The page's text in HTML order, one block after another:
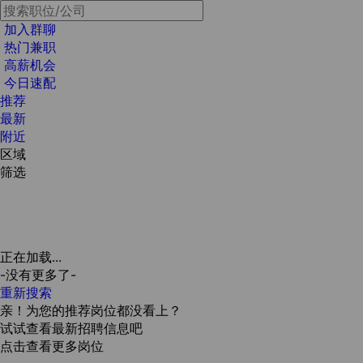
加入群聊
热门兼职
高薪机会
今日速配
推荐
最新
附近
区域
筛选
正在加载...
-没有更多了-
重新搜索
亲！为您的推荐岗位都没看上？
试试查看最新招聘信息吧
点击查看更多岗位